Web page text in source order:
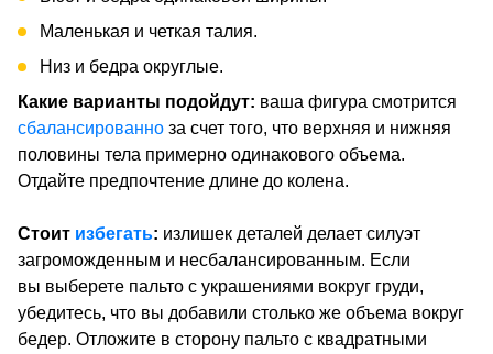
Маленькая и четкая талия.
Низ и бедра округлые.
Какие варианты подойдут: ваша фигура смотрится
сбалансированно за счет того, что верхняя и нижняя
половины тела примерно одинакового объема.
Отдайте предпочтение длине до колена.
Стоит избегать: излишек деталей делает силуэт
загроможденным и несбалансированным. Если
вы выберете пальто с украшениями вокруг груди,
убедитесь, что вы добавили столько же объема вокруг
бедер. Отложите в сторону пальто с квадратными